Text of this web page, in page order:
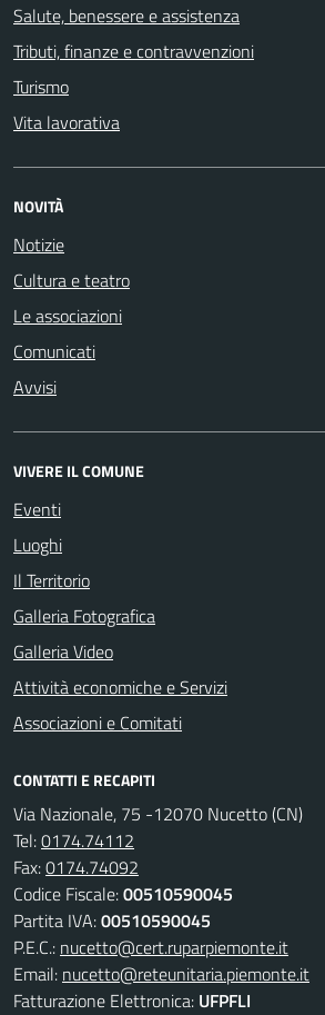
Salute, benessere e assistenza
Tributi, finanze e contravvenzioni
Turismo
Vita lavorativa
NOVITÀ
Notizie
Cultura e teatro
Le associazioni
Comunicati
Avvisi
VIVERE IL COMUNE
Eventi
Luoghi
Il Territorio
Galleria Fotografica
Galleria Video
Attività economiche e Servizi
Associazioni e Comitati
CONTATTI E RECAPITI
Via Nazionale, 75 -12070 Nucetto (CN)
Tel:0174.74112
Fax:0174.74092
Codice Fiscale:00510590045
Partita IVA:00510590045
P.E.C.: nucetto@cert.ruparpiemonte.it
Email: nucetto@reteunitaria.piemonte.it
Fatturazione Elettronica: UFPFLI